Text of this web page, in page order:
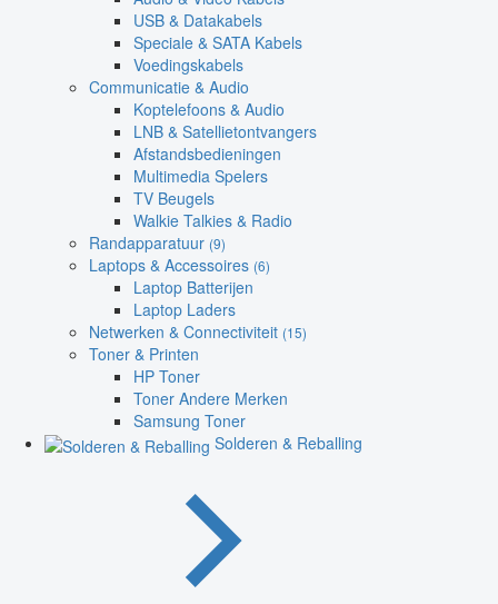
USB & Datakabels
Speciale & SATA Kabels
Voedingskabels
Communicatie & Audio
Koptelefoons & Audio
LNB & Satellietontvangers
Afstandsbedieningen
Multimedia Spelers
TV Beugels
Walkie Talkies & Radio
Randapparatuur (9)
Laptops & Accessoires (6)
Laptop Batterijen
Laptop Laders
Netwerken & Connectiviteit (15)
Toner & Printen
HP Toner
Toner Andere Merken
Samsung Toner
Solderen & Reballing